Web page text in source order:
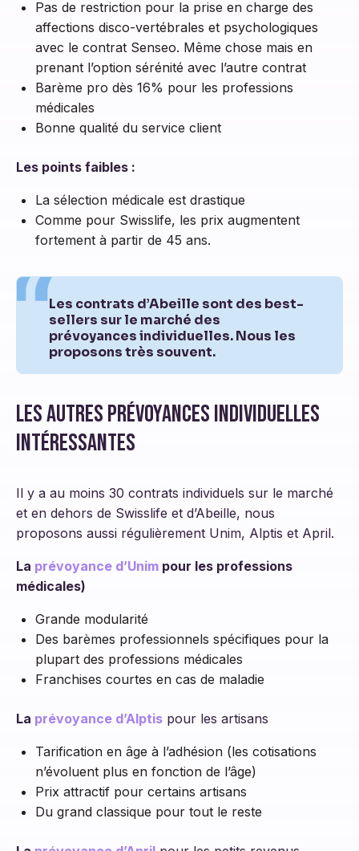
Pas de restriction pour la prise en charge des
affections disco-vertébrales et psychologiques
avec le contrat Senseo. Même chose mais en
prenant l’option sérénité avec l’autre contrat
Barème pro dès 16% pour les professions
médicales
Bonne qualité du service client
Les points faibles :
La sélection médicale est drastique
Comme pour Swisslife, les prix augmentent
fortement à partir de 45 ans.
Les contrats d’Abeille sont des best-
sellers sur le marché des
prévoyances individuelles. Nous les
proposons très souvent.
Les autres prévoyances individuelles
intéressantes
Il y a au moins 30 contrats individuels sur le marché
et en dehors de Swisslife et d’Abeille, nous
proposons aussi régulièrement Unim, Alptis et April.
La prévoyance d’Unim pour les professions
médicales)
Grande modularité
Des barèmes professionnels spécifiques pour la
plupart des professions médicales
Franchises courtes en cas de maladie
La prévoyance d’Alptis pour les artisans
Tarification en âge à l’adhésion (les cotisations
n’évoluent plus en fonction de l’âge)
Prix attractif pour certains artisans
Du grand classique pour tout le reste